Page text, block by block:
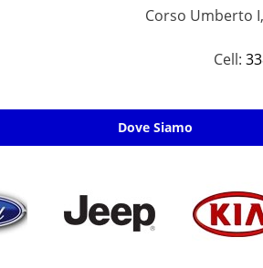
Corso Umberto
Cell:
Dove Siamo